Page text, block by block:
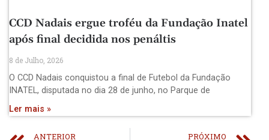
CCD Nadais ergue troféu da Fundação Inatel
após final decidida nos penáltis
8 de Julho, 2026
O CCD Nadais conquistou a final de Futebol da Fundação
INATEL, disputada no dia 28 de junho, no Parque de
Ler mais »
ANTERIOR PRÓXIMO